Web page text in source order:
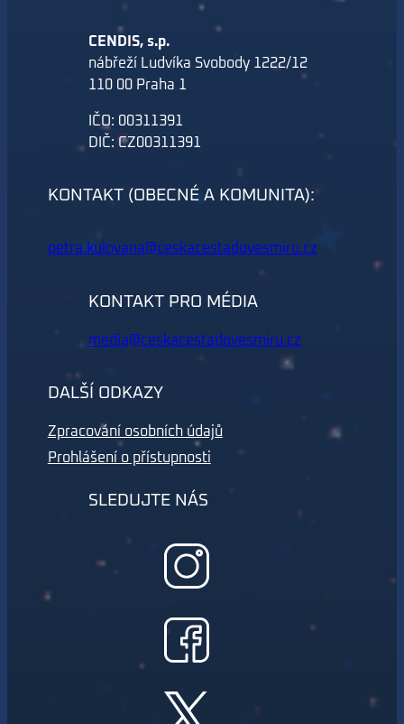
CENDIS, s.p.
nábřeží Ludvíka Svobody 1222/12
110 00 Praha 1
IČO: 00311391
DIČ: CZ00311391
KONTAKT (OBECNÉ A KOMUNITA):
petra.kulovana@ceskacestadovesmiru.cz
KONTAKT PRO MÉDIA
media@ceskacestadovesmiru.cz
DALŠÍ ODKAZY
Zpracování osobních údajů
Prohlášení o přístupnosti
SLEDUJTE NÁS